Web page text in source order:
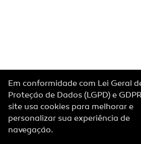
Em conformidade com Lei Geral
Proteção de Dados (LGPD) e
site usa cookies para melhorar e
personalizar sua experiência de
navegação.